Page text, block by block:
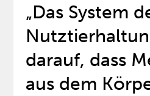
„Das System
darauf, dass
aus dem